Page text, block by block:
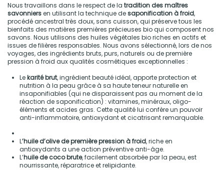
Nous travaillons dans le respect de la tradition des maîtres
savonniersen utilisant la technique desaponification à froid,
procédé ancestral très doux, sans cuisson, qui préserve tous les
bienfaits des matières premières précieuses bio qui composent nos
savons. Nous utilisons des huiles végétales bio riches en actifs et
issues de filières responsables. Nous avons sélectionné, lors de nos
voyages, des ingrédients bruts, purs, naturels ou de première
pression à froid aux qualités cosmétiques exceptionnelles :
Lekarité brut, ingrédient beauté idéal, apporte protection et
nutrition à la peau grâce à sa haute teneur naturelle en
insaponifiables (qui ne disparaissent pas au moment de la
réaction de saponification) : vitamines, minéraux, oligo-
éléments et acides gras. Cette qualité lui confère un pouvoir
anti-inflammatoire, antioxydant et cicatrisant remarquable.
L’huile d’olive de première pression à froid, riche en
antioxydants a une action préventive anti-âge.
L’huile de coco brute, facilement absorbée par la peau, est
nourrissante, réparatrice et relipidante.